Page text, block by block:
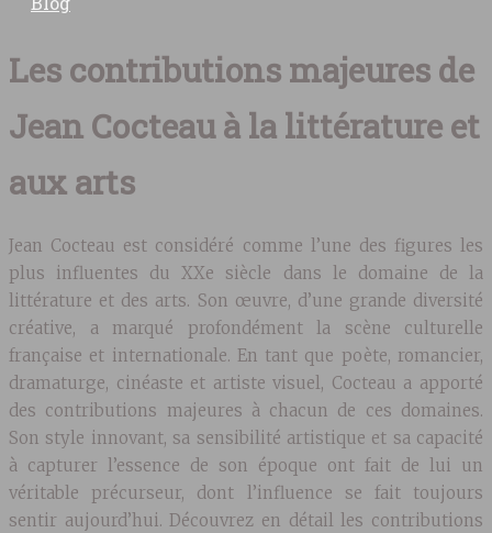
Les contributions majeures de
Jean Cocteau à la littérature et
aux arts
Jean Cocteau est considéré comme l’une des figures les
plus influentes du XXe siècle dans le domaine de la
littérature et des arts. Son œuvre, d’une grande diversité
créative, a marqué profondément la scène culturelle
française et internationale. En tant que poète, romancier,
dramaturge, cinéaste et artiste visuel, Cocteau a apporté
des contributions majeures à chacun de ces domaines.
Son style innovant, sa sensibilité artistique et sa capacité
à capturer l’essence de son époque ont fait de lui un
véritable précurseur, dont l’influence se fait toujours
sentir aujourd’hui. Découvrez en détail les contributions